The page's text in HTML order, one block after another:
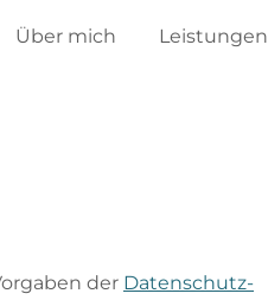
Über mich Leistungen
der Datenschutz-